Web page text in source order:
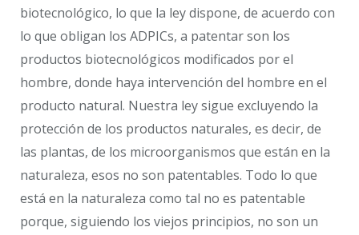
biotecnológico, lo que la ley dispone, de acuerdo con
lo que obligan los ADPICs, a patentar son los
productos biotecnológicos modificados por el
hombre, donde haya intervención del hombre en el
producto natural. Nuestra ley sigue excluyendo la
protección de los productos naturales, es decir, de
las plantas, de los microorganismos que están en la
naturaleza, esos no son patentables. Todo lo que
está en la naturaleza como tal no es patentable
porque, siguiendo los viejos principios, no son un